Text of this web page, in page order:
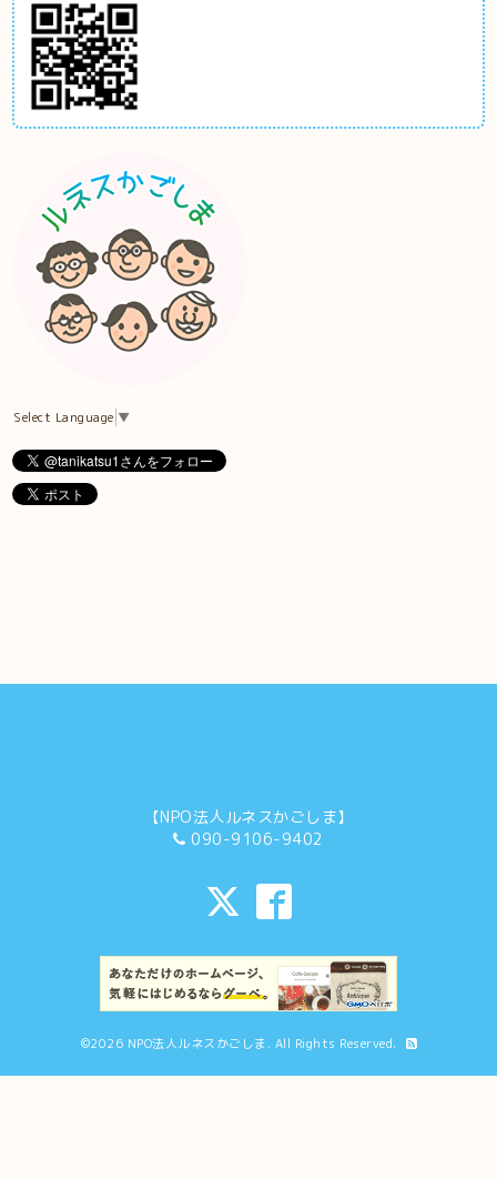
Select Language ▼
【NPO法人ルネスかごしま】
090-9106-9402
©2026 NPO法人ルネスかごしま. All Rights Reserved.